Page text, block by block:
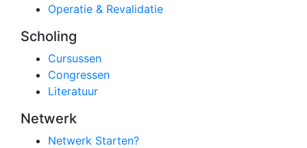
Operatie & Revalidatie
Scholing
Cursussen
Congressen
Literatuur
Netwerk
Netwerk Starten?